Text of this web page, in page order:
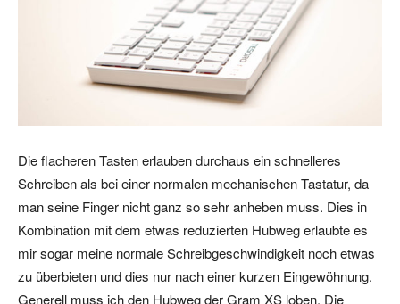
Die flacheren Tasten erlauben durchaus ein schnelleres
Schreiben als bei einer normalen mechanischen Tastatur, da
man seine Finger nicht ganz so sehr anheben muss. Dies in
Kombination mit dem etwas reduzierten Hubweg erlaubte es
mir sogar meine normale Schreibgeschwindigkeit noch etwas
zu überbieten und dies nur nach einer kurzen Eingewöhnung.
Generell muss ich den Hubweg der Gram XS loben. Die